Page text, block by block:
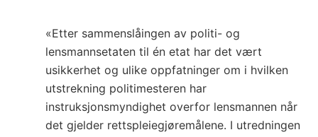
«Etter sammenslåingen av politi- og
lensmannsetaten til én etat har det vært
usikkerhet og ulike oppfatninger om i hvilken
utstrekning politimesteren har
instruksjonsmyndighet overfor lensmannen når
det gjelder rettspleiegjøremålene. I utredningen